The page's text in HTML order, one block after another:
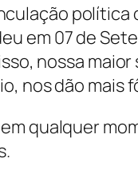
em 07 de
nossa
nos dão
qualquer